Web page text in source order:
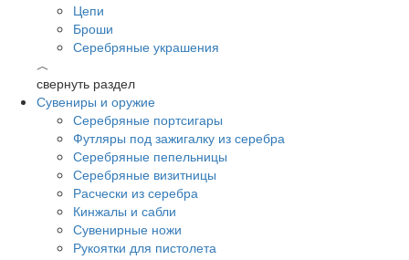
Цепи
Броши
Серебряные украшения
︿
свернуть раздел
Сувениры и оружие
Серебряные портсигары
Футляры под зажигалку из серебра
Серебряные пепельницы
Серебряные визитницы
Расчески из серебра
Кинжалы и сабли
Сувенирные ножи
Рукоятки для пистолета